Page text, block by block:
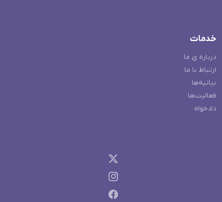
خدمات
درباره ی ما
ارتباط با ما
بیانیه‌ها
فعالیت‌ها
دادخواه